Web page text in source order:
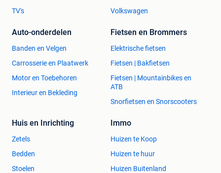
TV's
Volkswagen
Auto-onderdelen
Banden en Velgen
Carrosserie en Plaatwerk
Motor en Toebehoren
Interieur en Bekleding
Fietsen en Brommers
Elektrische fietsen
Fietsen | Bakfietsen
Fietsen | Mountainbikes en
ATB
Snorfietsen en Snorscooters
Huis en Inrichting
Zetels
Bedden
Stoelen
Immo
Huizen te Koop
Huizen te huur
Huizen Buitenland